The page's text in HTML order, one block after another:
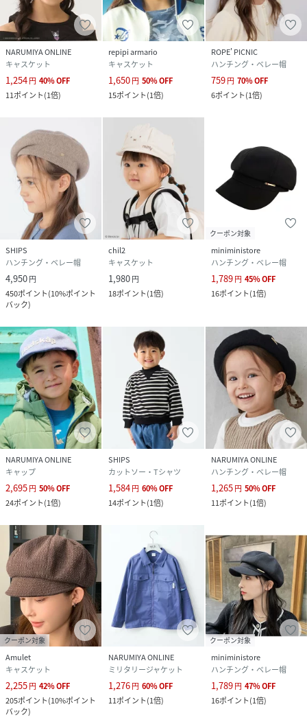
NARUMIYA ONLINE
キャスケット
1,254円 40%OFF
11ポイント(1倍)
repipi armario
キャスケット
1,650円 50%OFF
15ポイント(1倍)
ROPE' PICNIC
ハンチング・ベレー帽
759円 70%OFF
6ポイント(1倍)
SHIPS
ハンチング・ベレー帽
4,950円
450ポイント(10%ポイント
バック)
chil2
キャスケット
1,980円
18ポイント(1倍)
クーポン対象
miniministore
ハンチング・ベレー帽
1,789円 45%OFF
16ポイント(1倍)
NARUMIYA ONLINE
キャップ
2,695円 50%OFF
24ポイント(1倍)
SHIPS
カットソー・Tシャツ
1,584円 60%OFF
14ポイント(1倍)
NARUMIYA ONLINE
ハンチング・ベレー帽
1,265円 50%OFF
11ポイント(1倍)
クーポン対象
Amulet
キャスケット
2,255円 42%OFF
205ポイント(10%ポイント
バック)
NARUMIYA ONLINE
ミリタリージャケット
1,276円 60%OFF
11ポイント(1倍)
クーポン対象
miniministore
ハンチング・ベレー帽
1,789円 47%OFF
16ポイント(1倍)